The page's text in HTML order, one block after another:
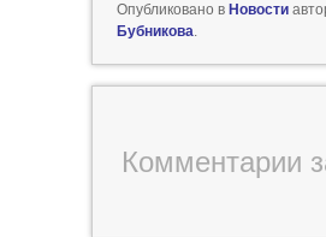
Опубликовано в Новости
Бубникова.
Комментарии